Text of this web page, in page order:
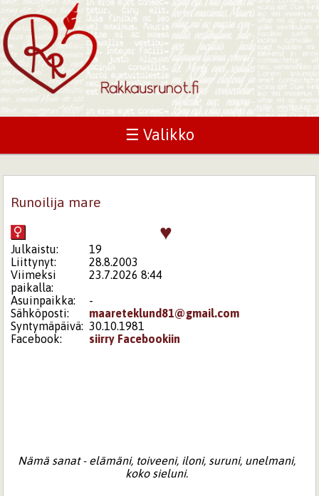
☰ Valikko
Runoilija mare
♥
Julkaistu:
19
Liittynyt:
28.8.2003
Viimeksi
paikalla:
23.7.2026 8:44
Asuinpaikka:
-
Sähköposti:
maareteklund81@gmail.com
Syntymäpäivä: 30.10.1981
Facebook:
siirry Facebookiin
Nämä sanat - elämäni, toiveeni, iloni, suruni, unelmani,
koko sieluni.